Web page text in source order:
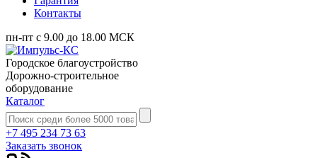
Контакты
пн-пт с 9.00 до 18.00 МСК
Городское благоустройство
Дорожно-строительное
оборудование
Каталог
+7 495 234 73 63
Заказать звонок